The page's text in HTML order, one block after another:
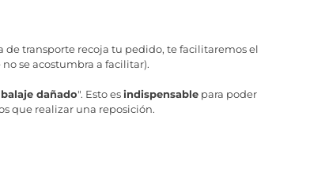
transporte recoja tu pedido, te facilitaremos el
se acostumbra a facilitar).
dañado". Esto esindispensablepara poder
que realizar una reposición.